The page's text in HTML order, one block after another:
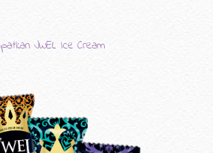
JWEL Ice Cream